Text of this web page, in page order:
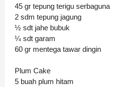
45 gr tepung terigu serbaguna
2 sdm tepung jagung
½ sdt jahe bubuk
¼ sdt garam
60 gr mentega tawar dingin
Plum Cake
5 buah plum hitam